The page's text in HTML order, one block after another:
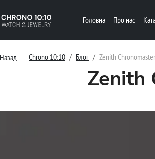
Головна Про нас
Назад Chrono 10:10 Блог Zenith
Zenith